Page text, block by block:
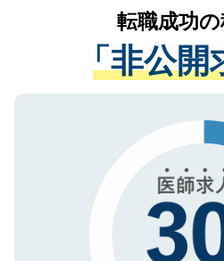
は、個人情報の取り
管理基準を満たした
る、プライバシーマ
で、機密保持に関し
かがいして、現在の
経験をまじえながら
させていただきます
ない方には、長期的
ので、まずはご登録
転職成功
「非公開